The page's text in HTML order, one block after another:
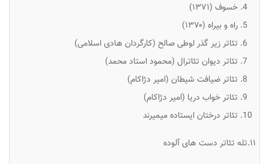
خسوف (۱۳۷۱)
راه و بیراه (۱۳۷۰)
تئاتر زیر گذر لوطی صالح (کارگردان هادی اسلامی)
تئاتر دیوان تئاترال (محمود استاد محمد)
تئاتر ضیافت شیطان (امیر دژاکام)
تئاتر خواب دریا (امیر دژاکام)
تئاتر درختان ایستاده میمیرند
۱۱.تله تئاتر دست های آلوده